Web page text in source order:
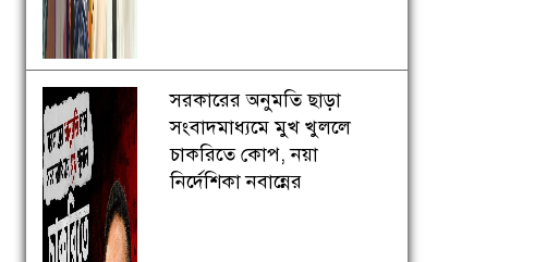
সরকারের অনুমতি ছাড়া
সংবাদমাধ্যমে মুখ খুললে
চাকরিতে কোপ, নয়া
নির্দেশিকা নবান্নের